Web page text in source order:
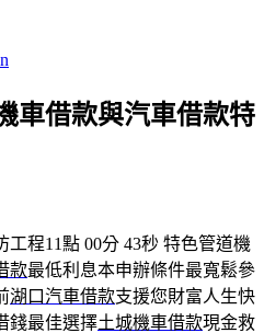
車借款與汽車借款特
程11點 00分 43秒 特色管道機
款最低利息本申辦條件最寬鬆參
湖口汽車借款支援您財富人生快
錢最佳選擇土城機車借款現金救